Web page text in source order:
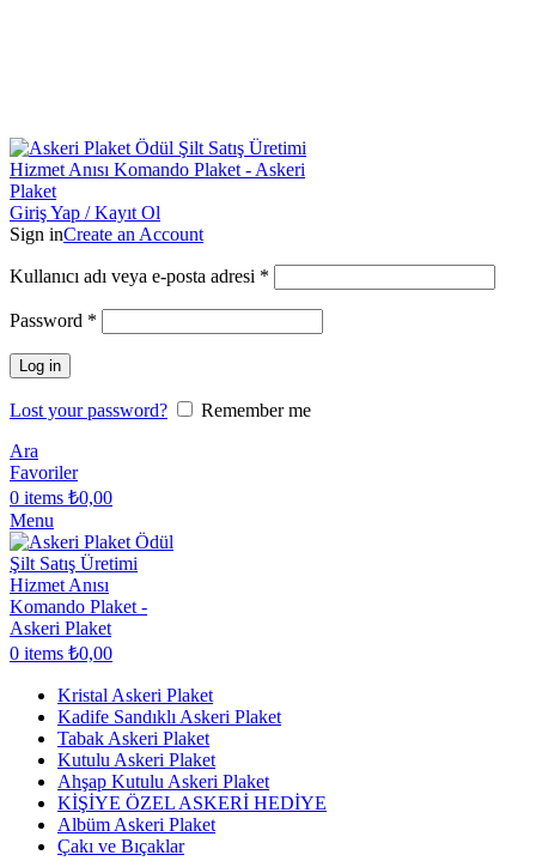
Giriş Yap / Kayıt Ol
Sign inCreate an Account
Kullanıcı adı veya e-posta adresi *
Password *
Log in
Lost your password?
Remember me
Ara
Favoriler
0 items ₺0,00
Menu
0 items ₺0,00
Kristal Askeri Plaket
Kadife Sandıklı Askeri Plaket
Tabak Askeri Plaket
Kutulu Askeri Plaket
Ahşap Kutulu Askeri Plaket
KİŞİYE ÖZEL ASKERİ HEDİYE
Albüm Askeri Plaket
Çakı ve Bıçaklar